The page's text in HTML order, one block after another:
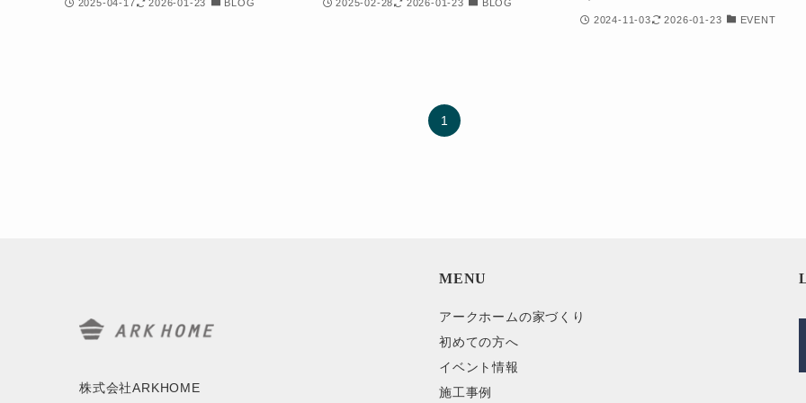
2025-04-17 2026-01-23 BLOG 2025-02-28 2026-01-23 BLOG
2024-11-03 2026-01-23 EVENT
1
株式会社ARKHOME
MENU
アークホームの家づくり
初めての方へ
イベント情報
施工事例